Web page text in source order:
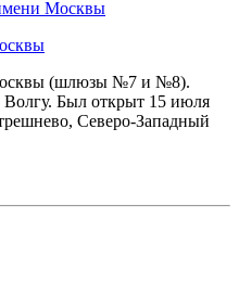
(шлюзы №7 и №8).
Волгу. Был открыт 15 июля
Северо-Западный